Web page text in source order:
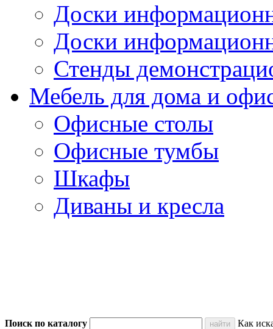
Доски
Доски
Стенды
Мебель для дома и
Офисные столы
Офисные тумбы
Шкафы
Диваны и кресла
Поиск по каталогу Как